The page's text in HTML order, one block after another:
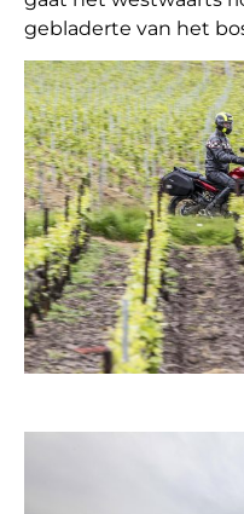
gebladerte van het